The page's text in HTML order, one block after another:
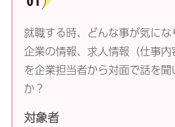
就職する時、どんな事が気にな
企業の情報、求人情報（仕事内
を企業担当者から対面で話を
か？
対象者